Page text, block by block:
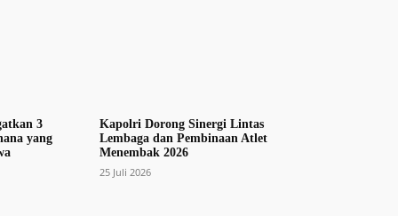
3
yang
Kapolri Dorong Sinergi Lintas
Lembaga dan Pembinaan Atlet
Menembak 2026
25 Juli 2026